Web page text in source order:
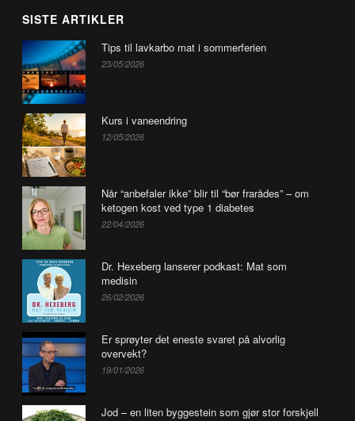
SISTE ARTIKLER
Tips til lavkarbo mat i sommerferien
23/05/2026
Kurs i vaneendring
12/05/2026
Når “anbefaler ikke” blir til “bør frarådes” – om
ketogen kost ved type 1 diabetes
22/04/2026
Dr. Hexeberg lanserer podkast: Mat som
medisin
26/02/2026
Er sprøyter det eneste svaret på alvorlig
overvekt?
19/01/2026
Jod – en liten byggestein som gjør stor forskjell